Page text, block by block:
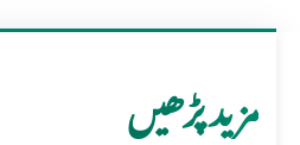
مزید پڑھیں